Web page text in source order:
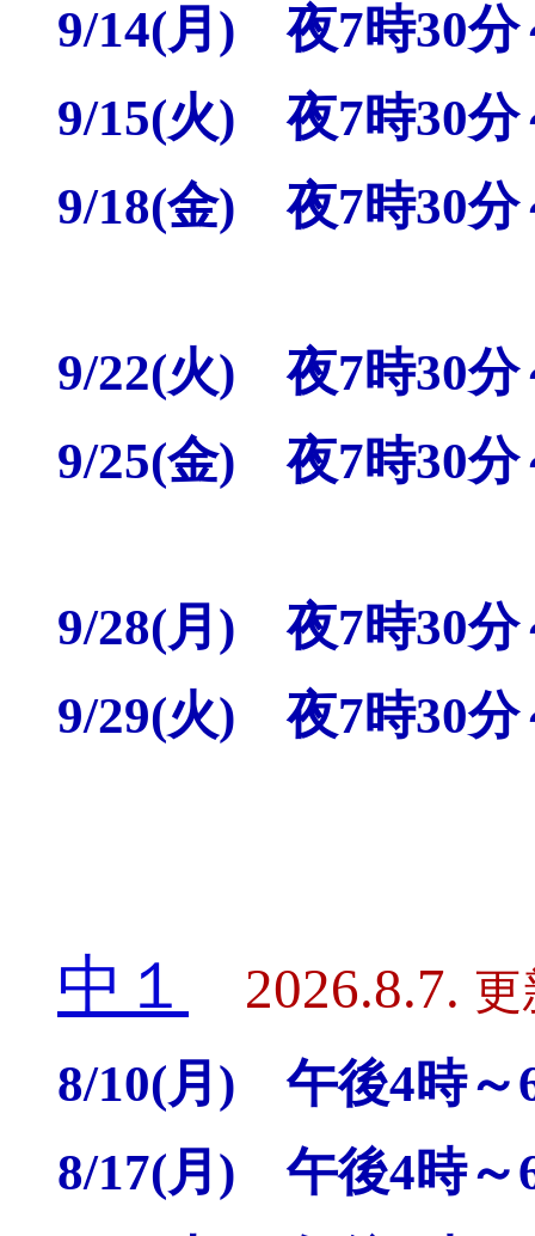
9/14(月) 夜7時30分
9/15(火) 夜7時30分
9/18(金) 夜7時30分
9/22(火) 夜7時30分
9/25(金) 夜7時30分
9/28(月) 夜7時30分
9/29(火) 夜7時30分
中１ 2026.8.7. 更
8/10(月) 午後4時～
8/17(月) 午後4時～